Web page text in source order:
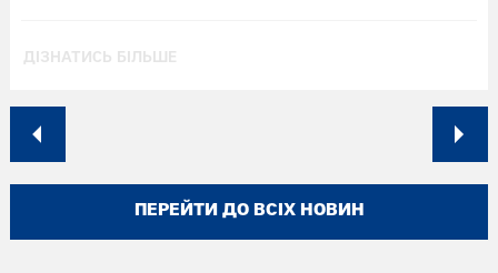
ДІЗНАТИСЬ БІЛЬШЕ
ПЕРЕЙТИ ДО ВСІХ НОВИН